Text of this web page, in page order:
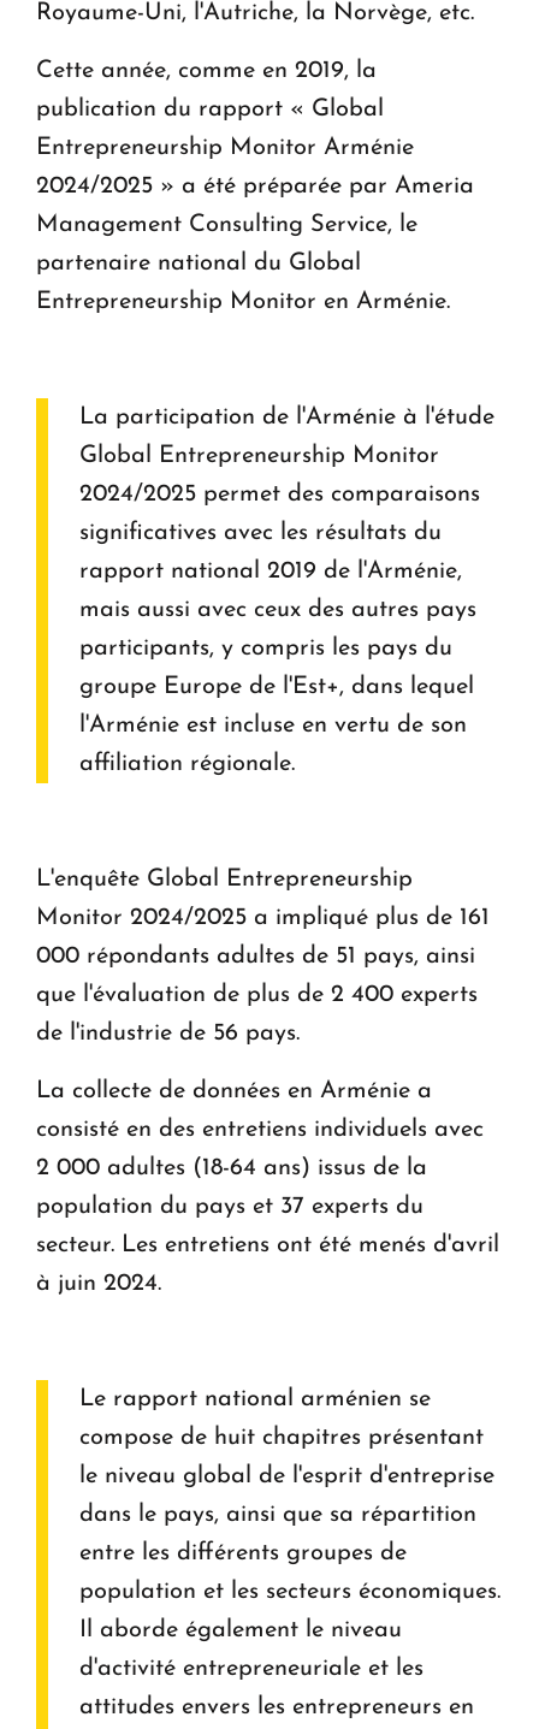
Royaume-Uni, l'Autriche, la Norvège, etc.
Cette année, comme en 2019, la
publication du rapport « Global
Entrepreneurship Monitor Arménie
2024/2025 » a été préparée par Ameria
Management Consulting Service, le
partenaire national du Global
Entrepreneurship Monitor en Arménie.
La participation de l'Arménie à l'étude
Global Entrepreneurship Monitor
2024/2025 permet des comparaisons
significatives avec les résultats du
rapport national 2019 de l'Arménie,
mais aussi avec ceux des autres pays
participants, y compris les pays du
groupe Europe de l'Est+, dans lequel
l'Arménie est incluse en vertu de son
affiliation régionale.
L'enquête Global Entrepreneurship
Monitor 2024/2025 a impliqué plus de 161
000 répondants adultes de 51 pays, ainsi
que l'évaluation de plus de 2 400 experts
de l'industrie de 56 pays.
La collecte de données en Arménie a
consisté en des entretiens individuels avec
2 000 adultes (18-64 ans) issus de la
population du pays et 37 experts du
secteur. Les entretiens ont été menés d'avril
à juin 2024.
Le rapport national arménien se
compose de huit chapitres présentant
le niveau global de l'esprit d'entreprise
dans le pays, ainsi que sa répartition
entre les différents groupes de
population et les secteurs économiques.
Il aborde également le niveau
d'activité entrepreneuriale et les
attitudes envers les entrepreneurs en